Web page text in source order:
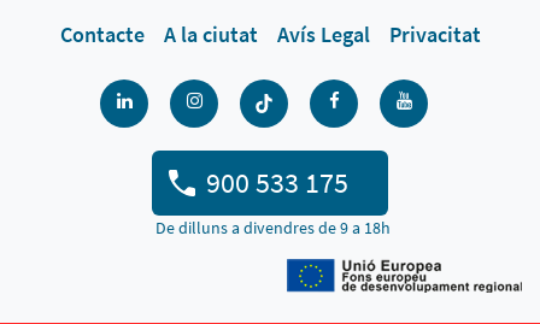
Contacte A la ciutat Avís Legal Privacitat
900 533 175
De dilluns a divendres de 9 a 18h